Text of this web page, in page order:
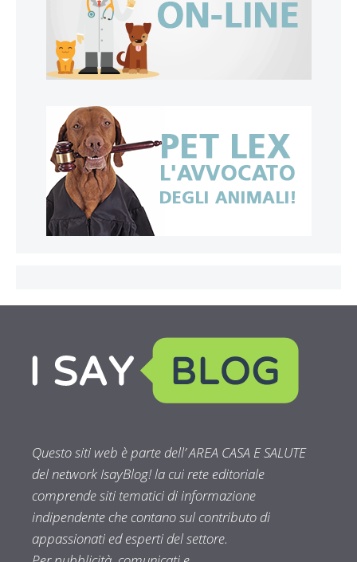
Questo siti web è parte dell’ AREA CASA E SALUTE
del network IsayBlog! la cui rete editoriale
comprende siti tematici di informazione
indipendente che contano sul contributo di
appassionati ed esperti del settore.